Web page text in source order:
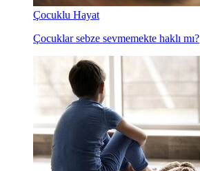
Çocuklu Hayat
Çocuklar sebze sevmemekte haklı mı?